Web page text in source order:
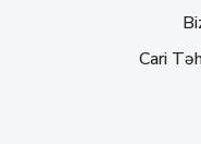
Cari